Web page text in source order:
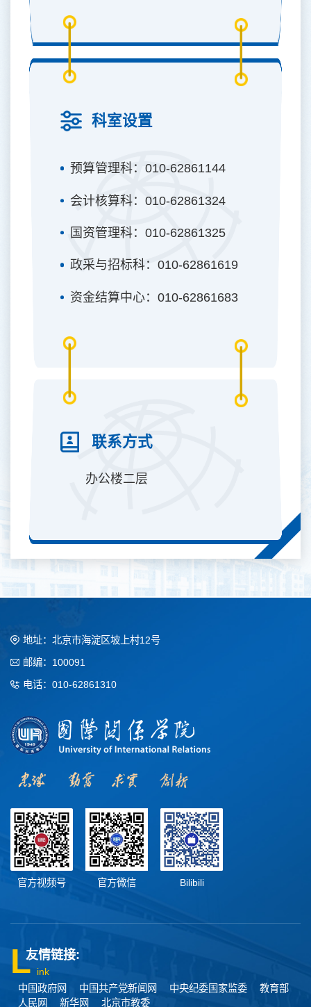
科室设置
预算管理科：010-62861144
会计核算科：010-62861324
国资管理科：010-62861325
政采与招标科：010-62861619
资金结算中心：010-62861683
联系方式
办公楼二层
地址：北京市海淀区坡上村12号
邮编：100091
电话：010-62861310
官方视频号 官方微信 Bilibili
友情链接:
ink
中国政府网
中国共产党新闻网 中央纪委国家监委
教育部
人民网
新华网 北京市教委